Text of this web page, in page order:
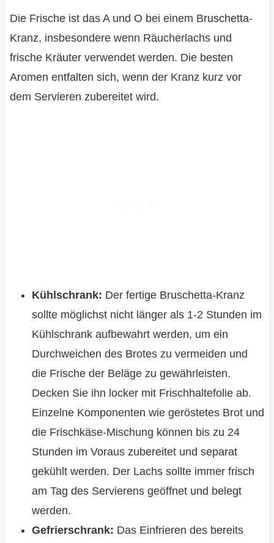
Die Frische ist das A und O bei einem Bruschetta-
Kranz, insbesondere wenn Räucherlachs und
frische Kräuter verwendet werden. Die besten
Aromen entfalten sich, wenn der Kranz kurz vor
dem Servieren zubereitet wird.
Kühlschrank: Der fertige Bruschetta-Kranz
sollte möglichst nicht länger als 1-2 Stunden im
Kühlschrank aufbewahrt werden, um ein
Durchweichen des Brotes zu vermeiden und
die Frische der Beläge zu gewährleisten.
Decken Sie ihn locker mit Frischhaltefolie ab.
Einzelne Komponenten wie geröstetes Brot und
die Frischkäse-Mischung können bis zu 24
Stunden im Voraus zubereitet und separat
gekühlt werden. Der Lachs sollte immer frisch
am Tag des Servierens geöffnet und belegt
werden.
Gefrierschrank: Das Einfrieren des bereits